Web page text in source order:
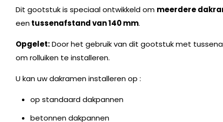
Dit gootstuk is speciaal ontwikkeld om meerdere
eentussenafstand van 140 mm.
Opgelet:Door het gebruik van dit gootstuk met
om rolluiken te installeren.
U kan uw dakramen installeren op :
op standaard dakpannen
betonnen dakpannen